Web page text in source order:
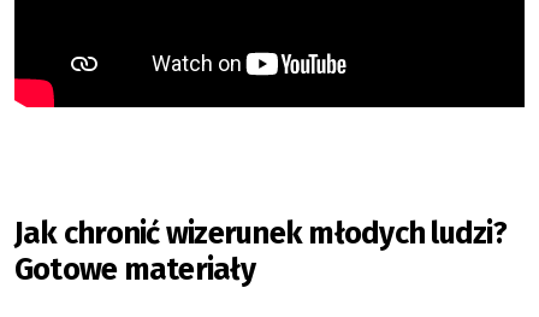
Jak chronić wizerunek młodych ludzi?
Gotowe materiały